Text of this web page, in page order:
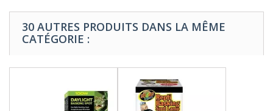
30 AUTRES PRODUITS DANS LA MÊME
CATÉGORIE :